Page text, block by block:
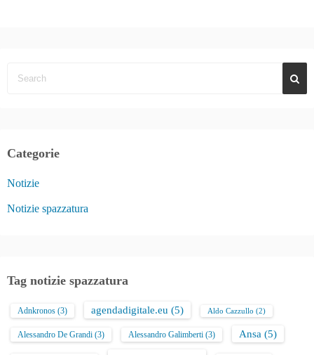
Categorie
Notizie
Notizie spazzatura
Tag notizie spazzatura
Adnkronos (3) agendadigitale.eu (5) Aldo Cazzullo (2)
Alessandro De Grandi (3) Alessandro Galimberti (3) Ansa (5)